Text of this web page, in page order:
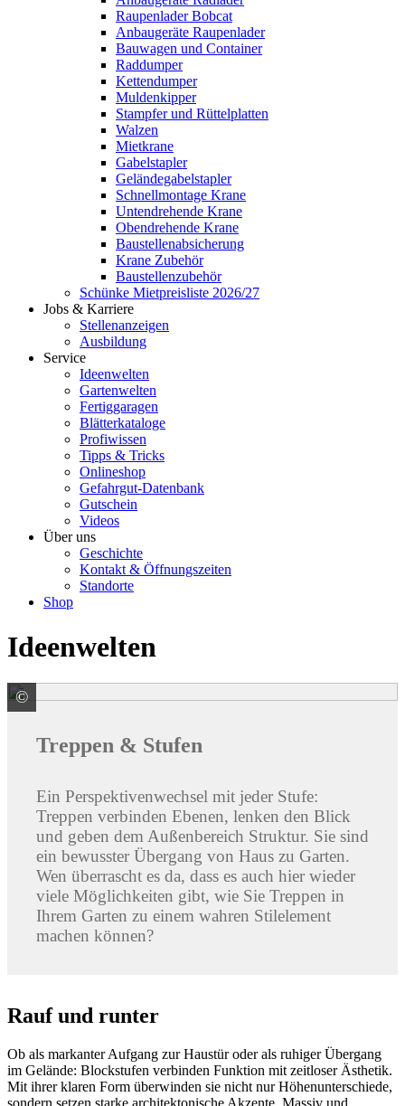
Raupenlader Bobcat
Anbaugeräte Raupenlader
Bauwagen und Container
Raddumper
Kettendumper
Muldenkipper
Stampfer und Rüttelplatten
Walzen
Mietkrane
Gabelstapler
Geländegabelstapler
Schnellmontage Krane
Untendrehende Krane
Obendrehende Krane
Baustellenabsicherung
Krane Zubehör
Baustellenzubehör
Schünke Mietpreisliste 2026/27
Jobs & Karriere
Stellenanzeigen
Ausbildung
Service
Ideenwelten
Gartenwelten
Fertiggaragen
Blätterkataloge
Profiwissen
Tipps & Tricks
Onlineshop
Gefahrgut-Datenbank
Gutschein
Videos
Über uns
Geschichte
Kontakt & Öffnungszeiten
Standorte
Shop
Ideenwelten
© Klostermann GmbH & Co. KG
Treppen & Stufen
Ein Perspektivenwechsel mit jeder Stufe:
Treppen verbinden Ebenen, lenken den Blick
und geben dem Außenbereich Struktur. Sie sind
ein bewusster Übergang von Haus zu Garten.
Wen überrascht es da, dass es auch hier wieder
viele Möglichkeiten gibt, wie Sie Treppen in
Ihrem Garten zu einem wahren Stilelement
machen können?
Rauf und runter
Ob als markanter Aufgang zur Haustür oder als ruhiger Übergang
im Gelände: Blockstufen verbinden Funktion mit zeitloser Ästhetik.
Mit ihrer klaren Form überwinden sie nicht nur Höhenunterschiede,